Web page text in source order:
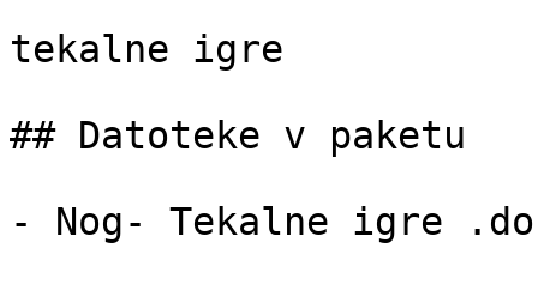
tekalne igre
## Datoteke v paketu
- Nog- Tekalne igre